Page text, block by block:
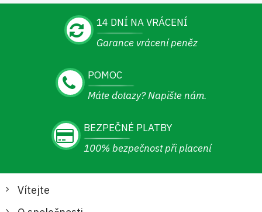
14 DNÍ NA VRÁCENÍ
Garance vrácení peněz
POMOC
Máte dotazy? Napište nám.
BEZPEČNÉ PLATBY
100% bezpečnost při placení
Vítejte